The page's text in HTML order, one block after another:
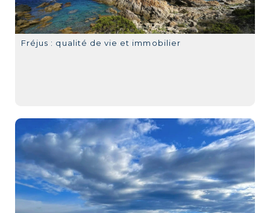
Fréjus : qualité de vie et immobilier